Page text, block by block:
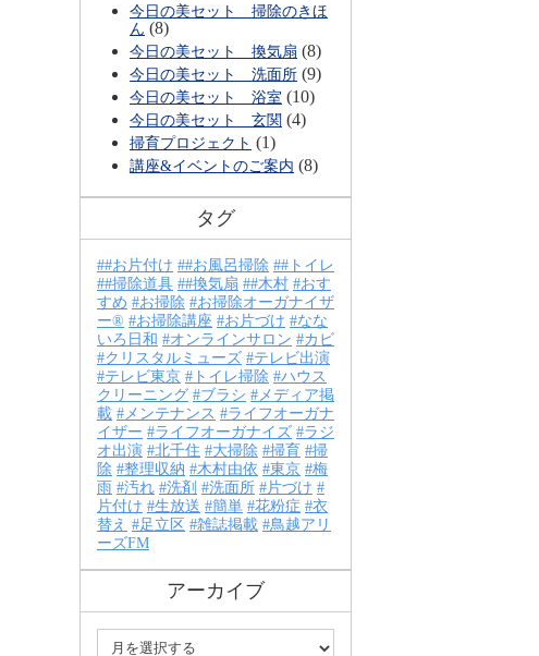
今日の美セット 掃除のきほ
ん (8)
今日の美セット 換気扇 (8)
今日の美セット 洗面所 (9)
今日の美セット 浴室 (10)
今日の美セット 玄関 (4)
掃育プロジェクト (1)
講座&イベントのご案内 (8)
タグ
#お片付け #お風呂掃除
#トイレ
#掃除道具
#換気扇 #木村
おす
すめ
お掃除
お掃除オーガナイザ
ー®
お掃除講座 お片づけ
なな
いろ日和
オンラインサロン
カビ
クリスタルミューズ
テレビ出演
テレビ東京
トイレ掃除
ハウス
クリーニング
ブラシ
メディア掲
載
メンテナンス
ライフオーガナ
イザー
ライフオーガナイズ
ラジ
オ出演
北千住 大掃除 掃育
掃
除
整理収納 木村由依 東京
梅
雨
汚れ 洗剤 洗面所
片づけ
片付け
生放送 簡単 花粉症
衣
替え
足立区 雑誌掲載
鳥越アリ
ーズFM
アーカイブ